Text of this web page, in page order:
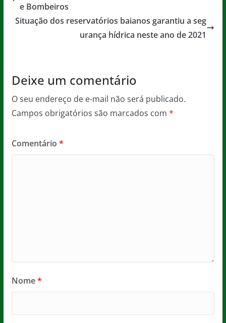
b
o p
p
e
e Bombeiros
Situação dos reservatórios baianos garantiu a seg
urança hídrica neste ano de 2021
Deixe um comentário
O seu endereço de e-mail não será publicado.
Campos obrigatórios são marcados com *
Comentário *
Nome*